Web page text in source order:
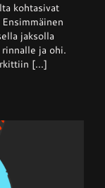
kohtasivat
jaksolla
ja ohi.
[...]